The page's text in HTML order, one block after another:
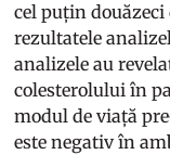
cel puțin
rezultatele
analizele au
colesterolului în
modul de viață
este negativ în